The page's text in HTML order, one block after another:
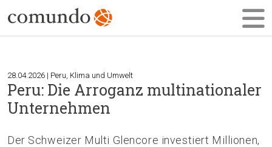
28.04.2026 | Peru, Klima und Umwelt
Peru: Die Arroganz multinationaler
Unternehmen
Der Schweizer Multi Glencore investiert Millionen,